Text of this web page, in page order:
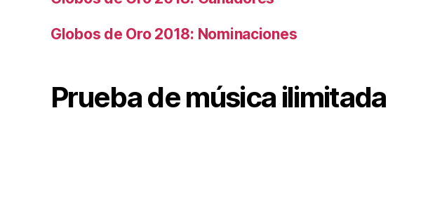
Globos de Oro 2018: Nominaciones
Prueba de música ilimitada